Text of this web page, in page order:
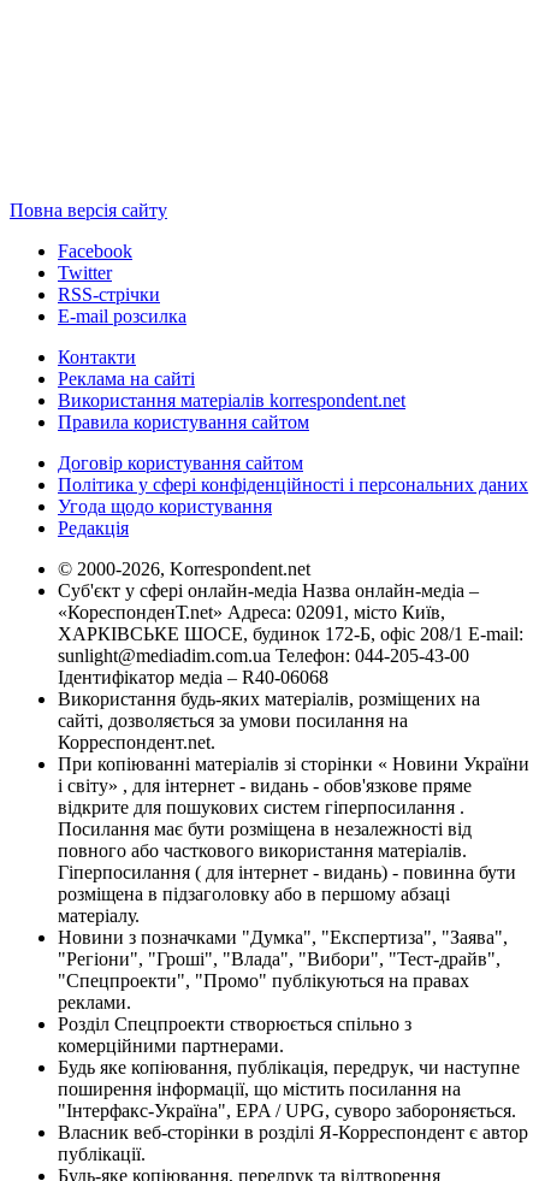
Повна версія сайту
Facebook
Twitter
RSS-стрічки
E-mail розсилка
Контакти
Реклама на сайті
Використання матеріалів korrespondent.net
Правила користування сайтом
Договір користування сайтом
Політика у сфері конфіденційності і персональних даних
Угода щодо користування
Редакція
© 2000-2026, Korrespondent.net
Суб'єкт у сфері онлайн-медіа Назва онлайн-медіа –
«КореспонденТ.net» Адреса: 02091, місто Київ,
ХАРКІВСЬКЕ ШОСЕ, будинок 172-Б, офіс 208/1 E-mail:
sunlight@mediadim.com.ua Телефон: 044-205-43-00
Ідентифікатор медіа – R40-06068
Використання будь-яких матеріалів, розміщених на
сайті, дозволяється за умови посилання на
Корреспондент.net.
При копіюванні матеріалів зі сторінки « Новини України
і світу» , для інтернет - видань - обов'язкове пряме
відкрите для пошукових систем гіперпосилання .
Посилання має бути розміщена в незалежності від
повного або часткового використання матеріалів.
Гіперпосилання ( для інтернет - видань) - повинна бути
розміщена в підзаголовку або в першому абзаці
матеріалу.
Новини з позначками "Думка", "Експертиза", "Заява",
"Регіони", "Гроші", "Влада", "Вибори", "Тест-драйв",
"Спецпроекти", "Промо" публікуються на правах
реклами.
Розділ Спецпроекти створюється спільно з
комерційними партнерами.
Будь яке копіювання, публікація, передрук, чи наступне
поширення інформації, що містить посилання на
"Інтерфакс-Україна", EPA / UPG, суворо забороняється.
Власник веб-сторінки в розділі Я-Корреспондент є автор
публікації.
Будь-яке копіювання, передрук та відтворення